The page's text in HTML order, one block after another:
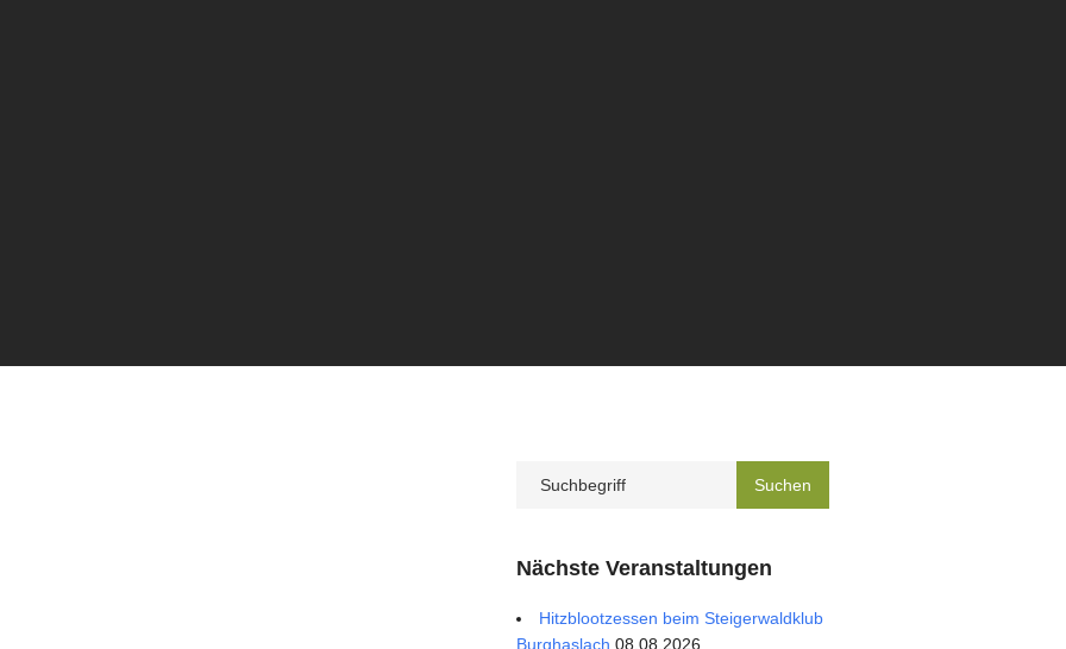
Nächste Veranstaltungen
Hitzblootzessen beim Steigerwaldklub
Burghaslach 08.08.2026